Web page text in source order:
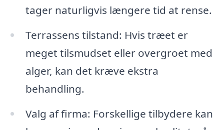
tager naturligvis længere tid at rense.
Terrassens tilstand: Hvis træet er
meget tilsmudset eller overgroet med
alger, kan det kræve ekstra
behandling.
Valg af firma: Forskellige tilbydere kan